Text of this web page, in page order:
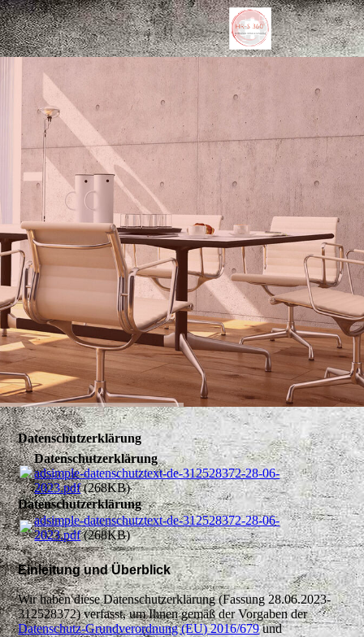
Datenschutzerklärung
Datenschutzerklärung
adsimple-datenschutztext-de-312528372-28-06-
2023.pdf(268KB)
Datenschutzerklärung
adsimple-datenschutztext-de-312528372-28-06-
2023.pdf(268KB)
Einleitung und Überblick
Wir haben diese Datenschutzerklärung (Fassung 28.06.2023-
312528372) verfasst, um Ihnen gemäß der Vorgaben der
Datenschutz-Grundverordnung (EU) 2016/679und